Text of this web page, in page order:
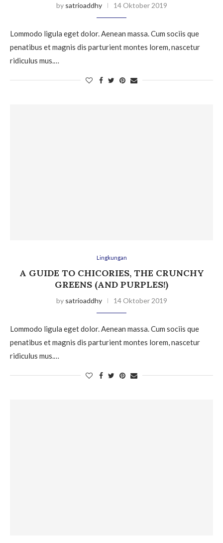
by satrioaddhy 14 Oktober 2019
Lommodo ligula eget dolor. Aenean massa. Cum sociis que
penatibus et magnis dis parturient montes lorem, nascetur
ridiculus mus.…
Lingkungan
A GUIDE TO CHICORIES, THE CRUNCHY
GREENS (AND PURPLES!)
by satrioaddhy 14 Oktober 2019
Lommodo ligula eget dolor. Aenean massa. Cum sociis que
penatibus et magnis dis parturient montes lorem, nascetur
ridiculus mus.…